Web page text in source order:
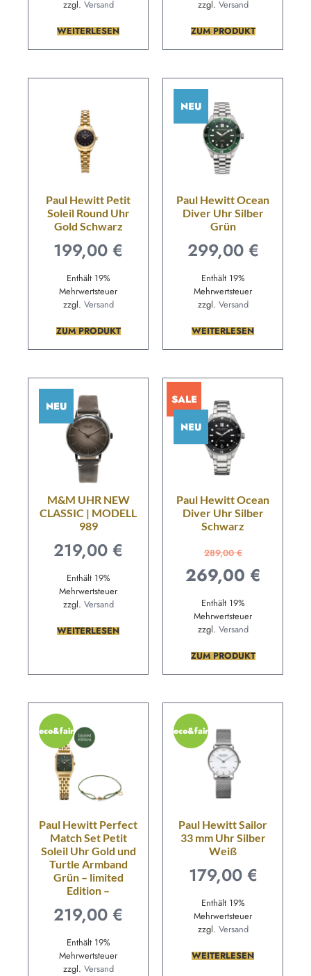
zzgl. Versand
WEITERLESEN
zzgl. Versand
ZUM PRODUKT
Paul Hewitt Petit
Soleil Round Uhr
Gold Schwarz
199,00 €
Enthält 19%
Mehrwertsteuer
zzgl. Versand
ZUM PRODUKT
NEU
Paul Hewitt Ocean
Diver Uhr Silber
Grün
299,00 €
Enthält 19%
Mehrwertsteuer
zzgl. Versand
WEITERLESEN
NEU
M&M UHR NEW
CLASSIC | MODELL
989
219,00 €
Enthält 19%
Mehrwertsteuer
zzgl. Versand
WEITERLESEN
SALE
NEU
Paul Hewitt Ocean
Diver Uhr Silber
Schwarz
289,00€
269,00 €
Enthält 19%
Mehrwertsteuer
zzgl. Versand
ZUM PRODUKT
eco&fair
Paul Hewitt Perfect
Match Set Petit
Soleil Uhr Gold und
Turtle Armband
Grün – limited
Edition –
219,00 €
Enthält 19%
Mehrwertsteuer
zzgl. Versand
eco&fair
Paul Hewitt Sailor
33 mm Uhr Silber
Weiß
179,00 €
Enthält 19%
Mehrwertsteuer
zzgl. Versand
WEITERLESEN